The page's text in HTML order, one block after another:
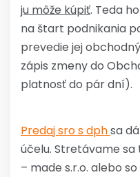
ju môže kúpiť. Teda
na štart podnikania
prevedie jej
zápis zmeny do
platnosť do pár dní).
Predaj sro s dphsa
účelu. Stretávame sa
– made s.r.o. alebo